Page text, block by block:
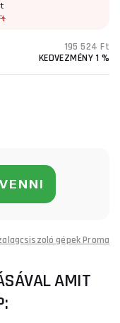
195 524 Ft
KEDVEZMÉNY 1 %
gépek Proma
AMIT